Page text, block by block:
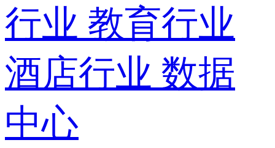
行业 教育行业
酒店行业 数据
中心